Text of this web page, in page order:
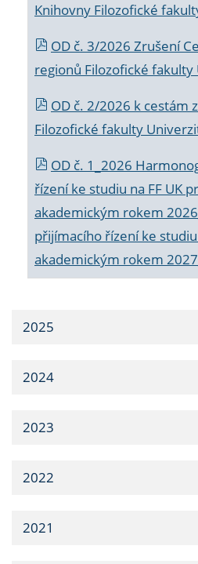
Knihovny Filozofické
OD č. 3/2026 Zrušení
regionů Filozofické
OD č. 2/2026 k cestám
Filozofické fakulty
OD č. 1_2026
řízení ke studiu na FF UK
akademickým rokem
přijímacího řízení ke
akademickým rokem
2025
2024
2023
2022
2021